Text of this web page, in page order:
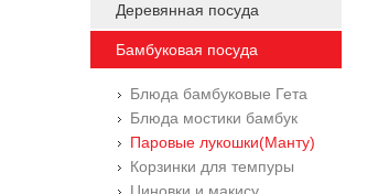
Деревянная посуда
Бамбуковая посуда
Блюда бамбуковые Гета
Блюда мостики бамбук
Паровые лукошки(Манту)
Корзинки для темпуры